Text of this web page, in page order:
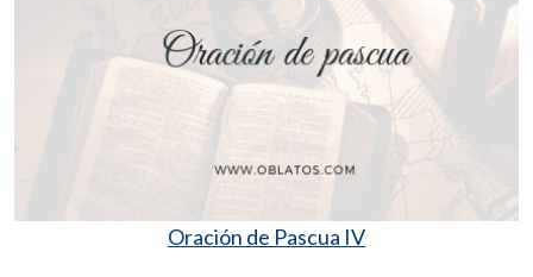
Oración de Pascua IV